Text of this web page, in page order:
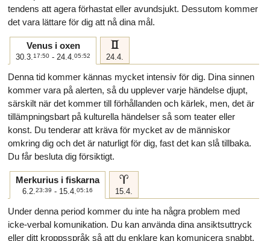
tendens att agera förhastat eller avundsjukt. Dessutom kommer
det vara lättare för dig att nå dina mål.
Venus i oxen
30.3.17:50 - 24.4.05:52
c
24.4.
Denna tid kommer kännas mycket intensiv för dig. Dina sinnen
kommer vara på alerten, så du upplever varje händelse djupt,
särskilt när det kommer till förhållanden och kärlek, men, det är
tillämpningsbart på kulturella händelser så som teater eller
konst. Du tenderar att kräva för mycket av de människor
omkring dig och det är naturligt för dig, fast det kan slå tillbaka.
Du får besluta dig försiktigt.
Merkurius i fiskarna
6.2.23:39 - 15.4.05:16
a
15.4.
Under denna period kommer du inte ha några problem med
icke-verbal komunikation. Du kan använda dina ansiktsuttryck
eller ditt kroppsspråk så att du enklare kan komunicera snabbt.